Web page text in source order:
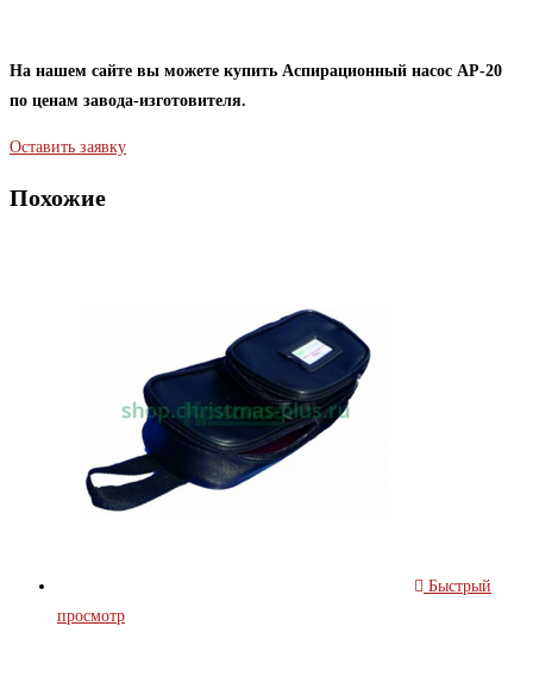
На нашем сайте вы можете купить Аспирационный насос АР-20
по ценам завода-изготовителя.
Оставить заявку
Похожие
Быстрый
просмотр